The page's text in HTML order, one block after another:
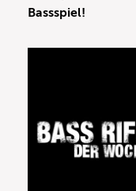
Bassspiel!